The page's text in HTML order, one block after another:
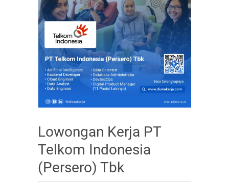
Lowongan Kerja PT
Telkom Indonesia
(Persero) Tbk